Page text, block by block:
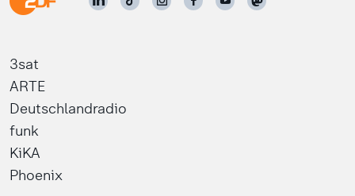
3sat
ARTE
Deutschlandradio
funk
KiKA
Phoenix